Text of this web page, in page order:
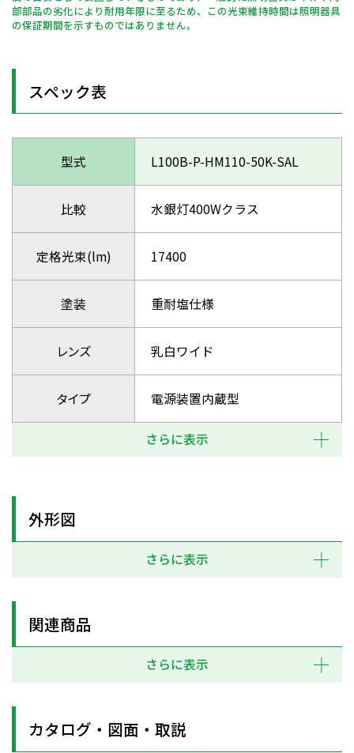
部部品の劣化により耐用年限に至るため、この光束維持時間は照明器具
の保証期間を示すものではありません。
スペック表
型式 L100B-P-HM110-50K-SAL
比較 水銀灯400Wクラス
定格光束(lm) 17400
塗装 重耐塩仕様
レンズ 乳白ワイド
タイプ 電源装置内蔵型
さらに表示
外形図
さらに表示
関連商品
さらに表示
カタログ・図面・取説